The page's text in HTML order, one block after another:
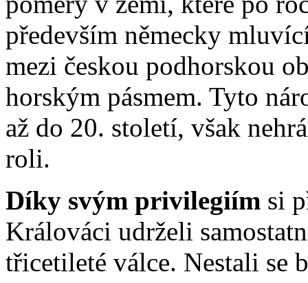
především německy
mezi českou podhorskou
horským pásmem. Tyto
až do 20. století, však
roli.
Díky svým privilegiím si
Králováci udrželi
třicetileté válce. Nestali se